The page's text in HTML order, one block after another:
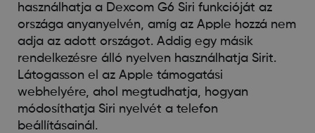
használhatja a Dexcom G6 Siri funkcióját az
országa anyanyelvén, amíg az Apple hozzá nem
adja az adott országot. Addig egy másik
rendelkezésre álló nyelven használhatja Sirit.
Látogasson el az Apple támogatási
webhelyére, ahol megtudhatja, hogyan
módosíthatja Siri nyelvét a telefon
beállításainál.